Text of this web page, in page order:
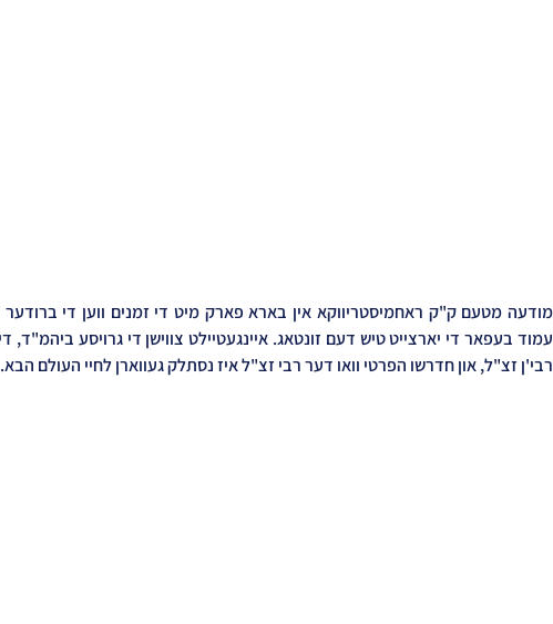
רבי'ן זצ"ל, און חדרשו הפרטי וואו דער רבי זצ"ל איז נסתלק געווארן לחיי העולם הבא.